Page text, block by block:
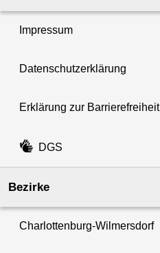
Impressum
Datenschutzerklärung
Erklärung zur Barrierefreiheit
DGS
Bezirke
Charlottenburg-Wilmersdorf